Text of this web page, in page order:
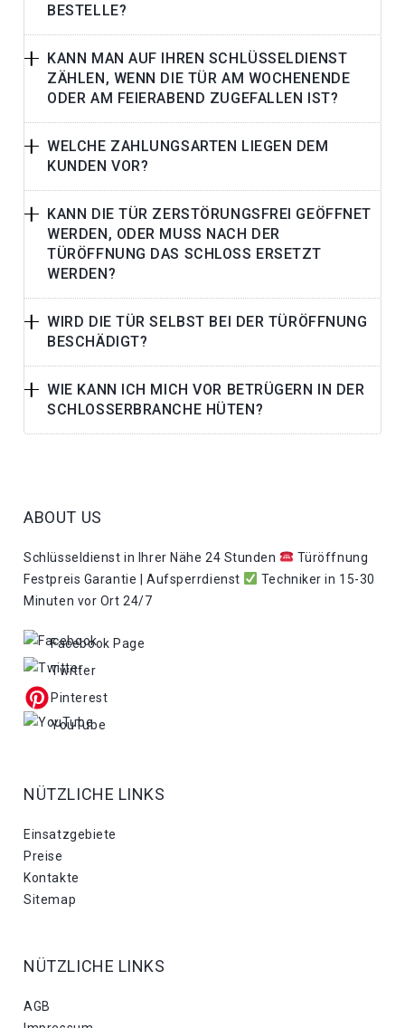
BESTELLE?
KANN MAN AUF IHREN SCHLÜSSELDIENST
ZÄHLEN, WENN DIE TÜR AM WOCHENENDE
ODER AM FEIERABEND ZUGEFALLEN IST?
WELCHE ZAHLUNGSARTEN LIEGEN DEM
KUNDEN VOR?
KANN DIE TÜR ZERSTÖRUNGSFREI GEÖFFNET
WERDEN, ODER MUSS NACH DER
TÜRÖFFNUNG DAS SCHLOSS ERSETZT
WERDEN?
WIRD DIE TÜR SELBST BEI DER TÜRÖFFNUNG
BESCHÄDIGT?
WIE KANN ICH MICH VOR BETRÜGERN IN DER
SCHLOSSERBRANCHE HÜTEN?
ABOUT US
Schlüsseldienst in Ihrer Nähe 24 Stunden
Türöffnung
Festpreis Garantie | Aufsperrdienst
Techniker in 15-30
Minuten vor Ort 24/7
Facebook Page
Twitter
Pinterest
YouTube
NÜTZLICHE LINKS
Einsatzgebiete
Preise
Kontakte
Sitemap
NÜTZLICHE LINKS
AGB